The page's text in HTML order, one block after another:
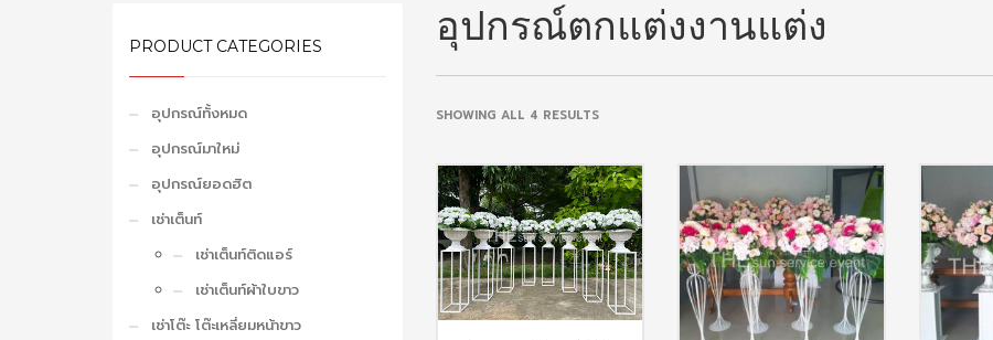
อุปกรณ์ตกแต่งงานแต่ง
SHOWING ALL 4 RESULTSSORTED
POPULARITY
PRODUCT CATEGORIES
อุปกรณ์ทั้งหมด
อุปกรณ์มาใหม่
อุปกรณ์ยอดฮิต
เช่าเต็นท์
เช่าเต็นท์ติดแอร์
เช่าเต็นท์ผ้าใบขาว
เช่าโต๊ะ โต๊ะเหลี่ยมหน้าขาว